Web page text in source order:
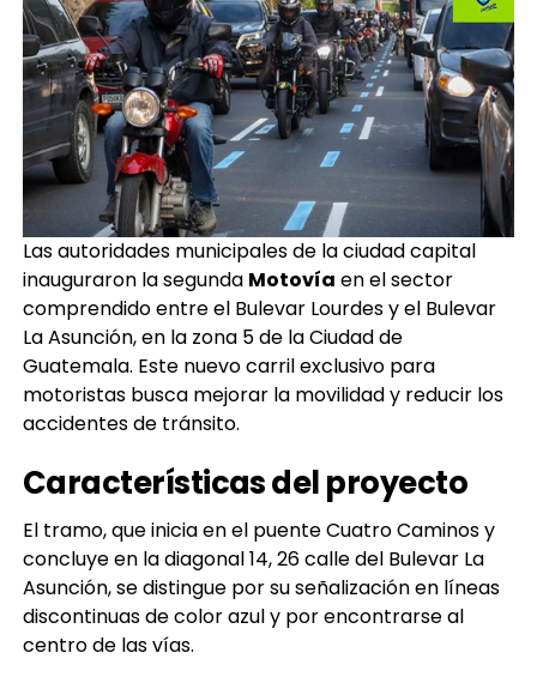
Las autoridades municipales de la ciudad capital
inauguraron la segunda Motovía en el sector
comprendido entre el Bulevar Lourdes y el Bulevar
La Asunción, en la zona 5 de la Ciudad de
Guatemala. Este nuevo carril exclusivo para
motoristas busca mejorar la movilidad y reducir los
accidentes de tránsito.
Características del proyecto
El tramo, que inicia en el puente Cuatro Caminos y
concluye en la diagonal 14, 26 calle del Bulevar La
Asunción, se distingue por su señalización en líneas
discontinuas de color azul y por encontrarse al
centro de las vías.